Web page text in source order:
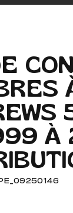
ET
À